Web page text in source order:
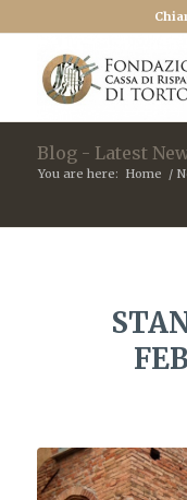
Blog - Latest
You are here: Home /